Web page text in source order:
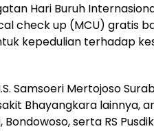
Hari Buruh
check up (MCU) gratis
kepedulian terhadap
Samsoeri Mertojoso
Bhayangkara lainnya,
Bondowoso, serta RS